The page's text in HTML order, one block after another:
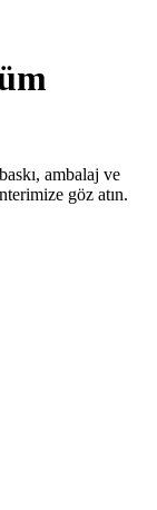
ambalaj ve
göz atın.